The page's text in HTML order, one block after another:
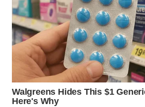
incômodo valorizando oconforto